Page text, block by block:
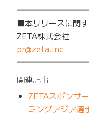
■本リリースに関
ZETA株式会社
pr@zeta.inc
関連記事
ZETAスポンサ
ミングアジア